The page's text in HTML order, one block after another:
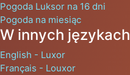
Pogoda Luksor na 16 dni
Pogoda na miesiąc
W innych językach
English - Luxor
Français - Louxor